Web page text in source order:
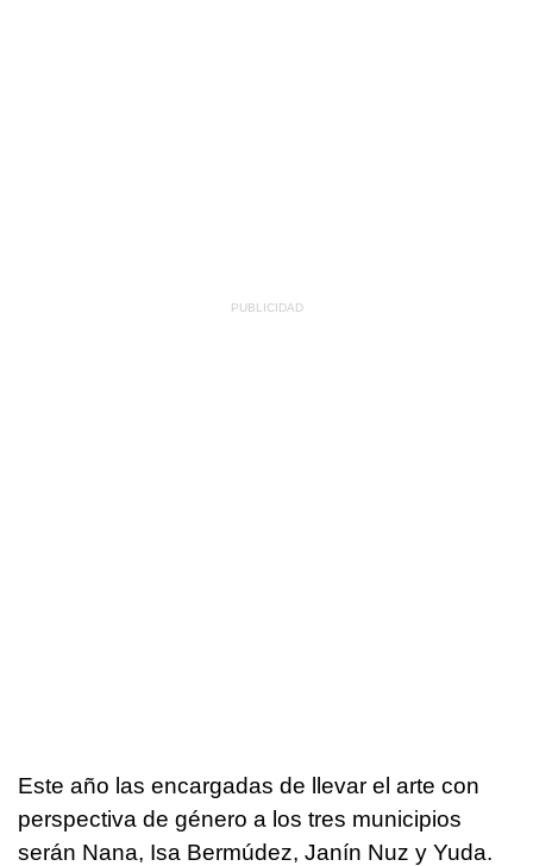
Este año las encargadas de llevar el arte con
perspectiva de género a los tres municipios
serán Nana, Isa Bermúdez, Janín Nuz y Yuda.